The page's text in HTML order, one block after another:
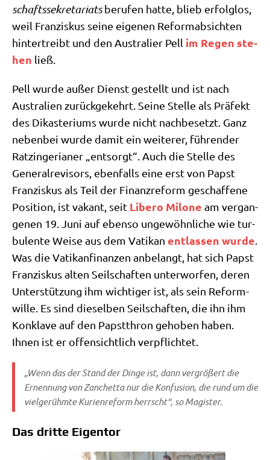
schafts­se­kre­ta­ri­atsberu­fen hat­te, blieb erfolg­los,
weil Fran­zis­kus sei­ne eige­nen Reform­ab­sich­ten
hin­ter­treibt und den Austra­li­er Pell im Regen ste­
hen ließ.
Pell wur­de außer Dienst gestellt und ist nach
Austra­li­en zurück­ge­kehrt. Sei­ne Stel­le als Prä­fekt
des Dik­aste­ri­ums wur­de nicht nach­be­setzt. Ganz
neben­bei wur­de damit ein wei­te­rer, füh­ren­der
Ratz­in­ge­ria­ner „ent­sorgt“. Auch die Stel­le des
Gene­ral­re­vi­sors, eben­falls eine erst von Papst
Fran­zis­kus als Teil der Finanz­re­form geschaf­fe­ne
Posi­ti­on, ist vakant, seit Libe­ro Milo­ne am ver­gan­
ge­nen 19. Juni auf eben­so unge­wöhn­li­che wie tur­
bu­len­te Wei­se aus dem Vati­kan ent­las­sen wur­de.
Was die Vati­kan­finan­zen anbe­langt, hat sich Papst
Fran­zis­kus alten Seil­schaf­ten unter­wor­fen, deren
Unter­stüt­zung ihm wich­ti­ger ist, als sein Reform­
wil­le. Es sind die­sel­ben Seil­schaf­ten, die ihn ihm
Kon­kla­ve auf den Papst­thron geho­ben haben.
Ihnen ist er offen­sicht­lich verpflichtet.
„Wenn das der Stand der Din­ge ist, dann ver­grö­ßert die
Ernen­nung von Zan­chet­ta nur die Kon­fu­si­on, die rund um die
viel­ge­rühm­te Kuri­en­re­form herrscht“, so Magister.
Das dritte Eigentor